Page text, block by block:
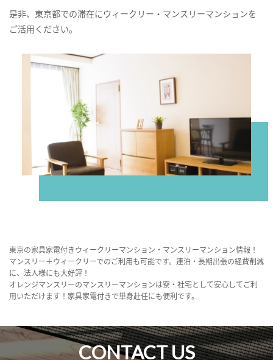
是非、東京都での滞在にウィークリー・マンスリーマンションを
ご活用ください。
東京の家具家電付きウィークリーマンション・マンスリーマンション情報！
マンスリー＋ウィークリーでのご利用も可能です。連泊・長期出張の経費削減
に、法人様にも大好評！
オレンジマンスリーのマンスリーマンションは寮・社宅として安心してご利
用いただけます！家具家電付きで単身赴任にも便利です。
CONTACT US